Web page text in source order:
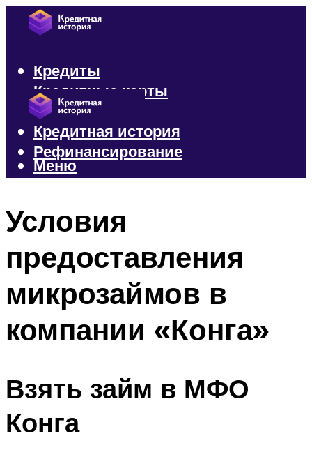
Кредиты
Кредитные карты
Микрозаймы
Кредитная история
Рефинансирование
Меню
Условия
предоставления
микрозаймов в
компании «Конга»
Взять займ в МФО
Конга